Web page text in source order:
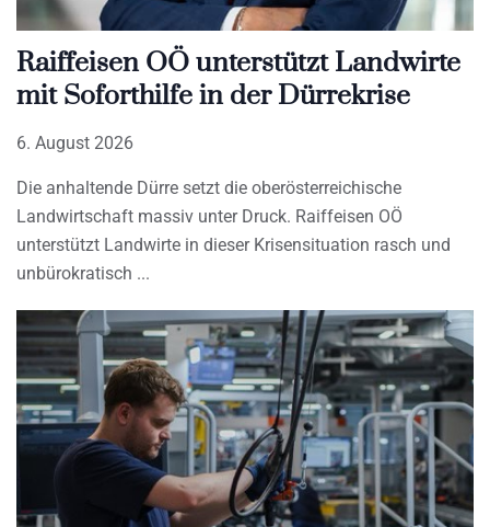
Raiffeisen OÖ unterstützt Landwirte
mit Soforthilfe in der Dürrekrise
6. August 2026
Die anhaltende Dürre setzt die oberösterreichische
Landwirtschaft massiv unter Druck. Raiffeisen OÖ
unterstützt Landwirte in dieser Krisensituation rasch und
unbürokratisch